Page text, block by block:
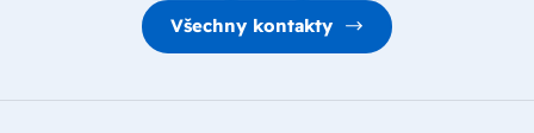
Všechny kontakty